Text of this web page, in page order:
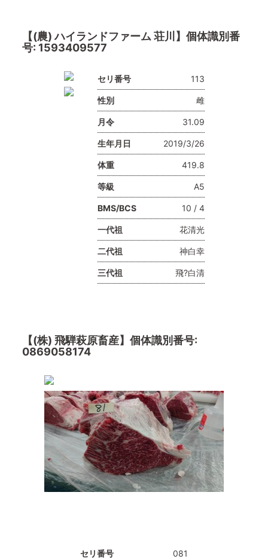
【(農) ハイランドファーム 荘川】個体識別番
号: 1593409577
セリ番号 113
性別 雌
月令 31.09
生年月日 2019/3/26
体重 419.8
等級 A5
BMS/BCS 10 / 4
一代祖 花清光
二代祖 神白幸
三代祖 飛?白清
【(株) 飛騨萩原畜産】個体識別番号:
0869058174
セリ番号 081